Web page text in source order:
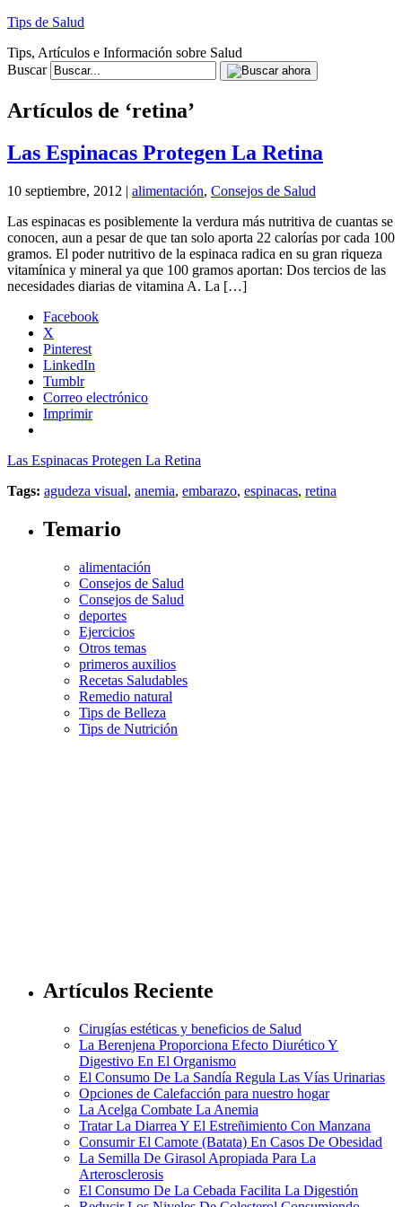
Tips de Salud
Tips, Artículos e Información sobre Salud
Buscar
Artículos de ‘retina’
Las Espinacas Protegen La Retina
10 septiembre, 2012 | alimentación, Consejos de Salud
Las espinacas es posiblemente la verdura más nutritiva de cuantas se
conocen, aun a pesar de que tan solo aporta 22 calorías por cada 100
gramos. El poder nutritivo de la espinaca radica en su gran riqueza
vitamínica y mineral ya que 100 gramos aportan: Dos tercios de las
necesidades diarias de vitamina A. La […]
Facebook
X
Pinterest
LinkedIn
Tumblr
Correo electrónico
Imprimir
Las Espinacas Protegen La Retina
Tags: agudeza visual, anemia, embarazo, espinacas, retina
Temario
alimentación
Consejos de Salud
Consejos de Salud
deportes
Ejercicios
Otros temas
primeros auxilios
Recetas Saludables
Remedio natural
Tips de Belleza
Tips de Nutrición
Artículos Reciente
Cirugías estéticas y beneficios de Salud
La Berenjena Proporciona Efecto Diurético Y
Digestivo En El Organismo
El Consumo De La Sandía Regula Las Vías Urinarias
Opciones de Calefacción para nuestro hogar
La Acelga Combate La Anemia
Tratar La Diarrea Y El Estreñimiento Con Manzana
Consumir El Camote (Batata) En Casos De Obesidad
La Semilla De Girasol Apropiada Para La
Arterosclerosis
El Consumo De La Cebada Facilita La Digestión